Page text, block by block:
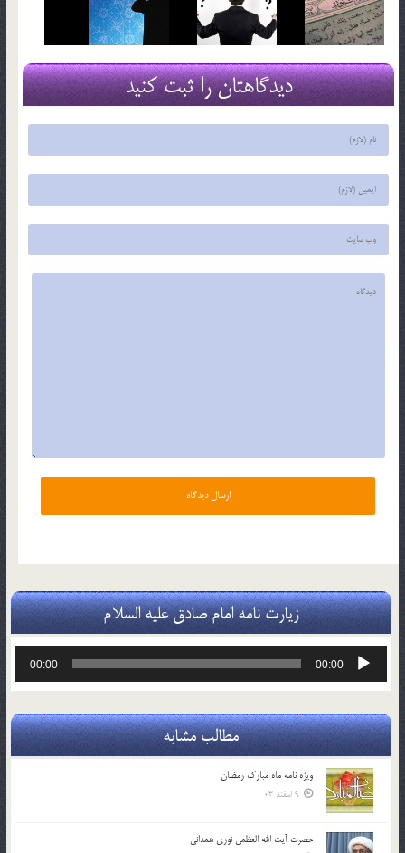
دیدگاهتان را ثبت کنید
زیارت نامه امام صادق علیه السلام
پخش‌کننده
00:00
00:00
مطالب مشابه
ویژه نامه ماه مبارک رمضان
9 اسفند 03
حضرت آیت الله العظمی نوری همدانی